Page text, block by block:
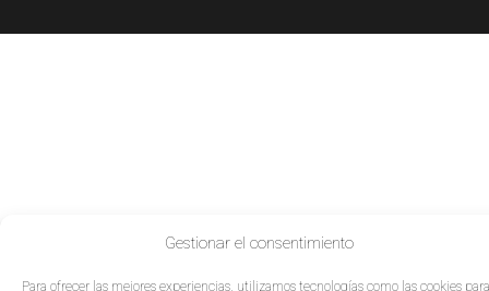
Gestionar el consentimiento
Para ofrecer las mejores experiencias, utilizamos tecnologías como las cookies para